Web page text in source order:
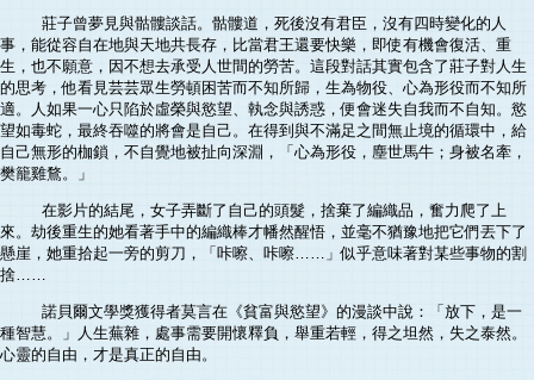
莊子曾夢見與骷髏談話。骷髏道，死後沒有君臣，沒有四時變化的人
事，能從容自在地與天地共長存，比當君王還要快樂，即使有機會復活、重
生，也不願意，因不想去承受人世間的勞苦。這段對話其實包含了莊子對人生
的思考，他看見芸芸眾生勞頓困苦而不知所歸，生為物役、心為形役而不知所
適。人如果一心只陷於虛榮與慾望、執念與誘惑，便會迷失自我而不自知。慾
望如毒蛇，最終吞噬的將會是自己。在得到與不滿足之間無止境的循環中，給
自己無形的枷鎖，不自覺地被扯向深淵，「心為形役，塵世馬牛；身被名牽，
樊籠雞鶩。」
在影片的結尾，女子弄斷了自己的頭髮，捨棄了編織品，奮力爬了上
來。劫後重生的她看著手中的編織棒才幡然醒悟，並毫不猶豫地把它們丟下了
懸崖，她重拾起一旁的剪刀，「咔嚓、咔嚓……」似乎意味著對某些事物的割
捨……
諾貝爾文學獎獲得者莫言在《貧富與慾望》的漫談中說：「放下，是一
種智慧。」人生蕪雜，處事需要開懷釋負，舉重若輕，得之坦然，失之泰然。
心靈的自由，才是真正的自由。